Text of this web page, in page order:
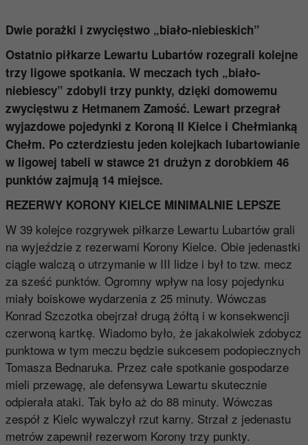
Dwie porażki i zwycięstwo „biało-niebieskich”
Ostatnio piłkarze Lewartu Lubartów rozegrali kolejne
trzy ligowe spotkania. W meczach tych „biało-
niebiescy” zdobyli trzy punkty, dzięki domowemu
zwycięstwu z Hetmanem Zamość. Lewart przegrał
wyjazdowe pojedynki z Koroną II Kielce i Chełmianką
Chełm. Po czterdziestu jeden kolejkach lubartowianie
w ligowej tabeli w stawce 21 drużyn z dorobkiem 46
punktów zajmują 14 miejsce.
REZERWY KORONY KIELCE MINIMALNIE LEPSZE
W 39 kolejce rozgrywek piłkarze Lewartu Lubartów grali
na wyjeździe z rezerwami Korony Kielce. Obie jedenastki
ciągle walczą o utrzymanie w III lidze i był to tzw. mecz
za sześć punktów. Ogromny wpływ na losy pojedynku
miały boiskowe wydarzenia z 25 minuty. Wówczas
Konrad Szczotka obejrzał drugą żółtą i w konsekwencji
czerwoną kartkę. Wiadomo było, że jakakolwiek zdobycz
punktowa w tym meczu będzie sukcesem podopiecznych
Tomasza Bednaruka. Przez całe spotkanie gospodarze
mieli przewagę, ale defensywa Lewartu skutecznie
odpierała ataki. Tak było aż do 88 minuty. Wówczas
zespół z Kielc wywalczył rzut karny. Strzał z jedenastu
metrów zapewnił rezerwom Korony trzy punkty.